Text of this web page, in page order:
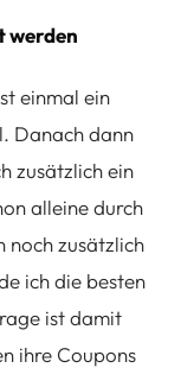
werden
einmal ein
Danach dann
zusätzlich ein
alleine durch
noch zusätzlich
ich die besten
ist damit
ihre Coupons